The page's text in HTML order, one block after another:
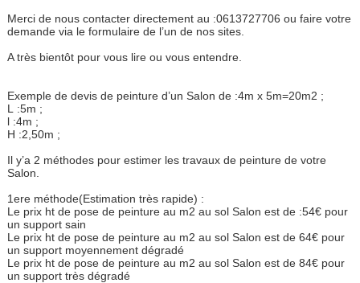
Merci de nous contacter directement au :0613727706 ou faire votre
demande via le formulaire de l’un de nos sites.
A très bientôt pour vous lire ou vous entendre.
Exemple de devis de peinture d’un Salon de :4m x 5m=20m2 ;
L :5m ;
l :4m ;
H :2,50m ;
Il y’a 2 méthodes pour estimer les travaux de peinture de votre
Salon.
1ere méthode(Estimation très rapide) :
Le prix ht de pose de peinture au m2 au sol Salon est de :54€ pour
un support sain
Le prix ht de pose de peinture au m2 au sol Salon est de 64€ pour
un support moyennement dégradé
Le prix ht de pose de peinture au m2 au sol Salon est de 84€ pour
un support très dégradé